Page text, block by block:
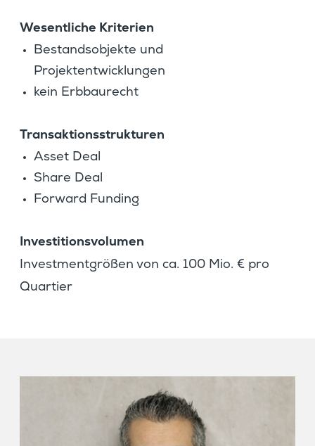
Wesent­liche Kriterien
Bestands­ob­jekte und
Projektentwicklungen
kein Erbbau­recht
Trans­ak­ti­ons­struk­turen
Asset Deal
Share Deal
Forward Funding
Inves­ti­ti­ons­vo­lumen
Invest­ment­größen von ca. 100 Mio. € pro
Quartier